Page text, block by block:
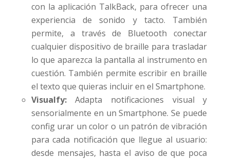
con la aplicación TalkBack, para ofrecer una
experiencia de sonido y tacto. También
permite, a través de Bluetooth conectar
cualquier dispositivo de braille para trasladar
lo que aparezca la pantalla al instrumento en
cuestión. También permite escribir en braille
el texto que quieras incluir en el Smartphone.
Visualfy:Adapta notificaciones visual y
sensorialmente en un Smartphone. Se puede
config urar un color o un patrón de vibración
para cada notificación que llegue al usuario:
desde mensajes, hasta el aviso de que poca